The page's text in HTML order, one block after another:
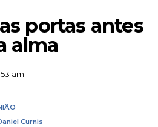
portas antes
alma
am
Curnis